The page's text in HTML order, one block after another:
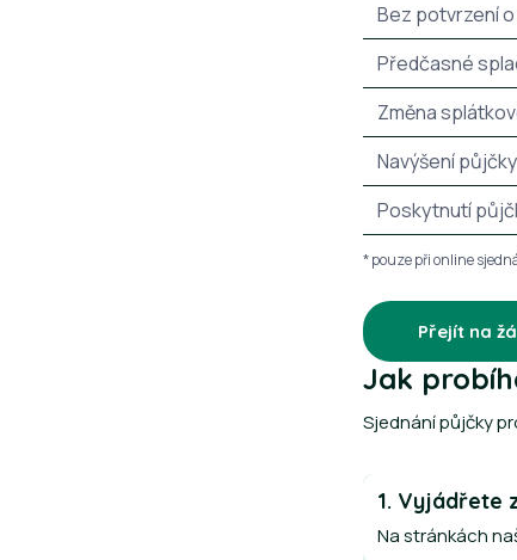
Bez potvrzení
Předčasné
Změna
Navýšení
Poskytnutí
* pouze při online
Přejít na
Jak
Sjednání půjčky
1. Vyjádřete
Na stránkách